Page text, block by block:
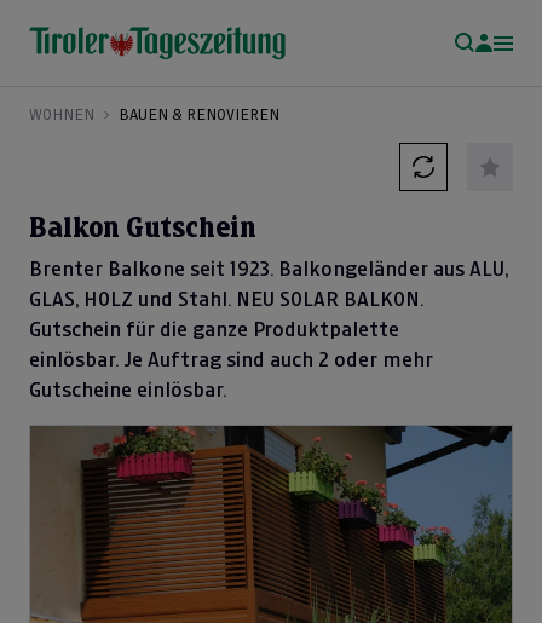
WOHNEN BAUEN & RENOVIEREN
Balkon Gutschein
Brenter Balkone seit 1923. Balkongeländer aus ALU,
GLAS, HOLZ und Stahl. NEU SOLAR BALKON.
Gutschein für die ganze Produktpalette
einlösbar. Je Auftrag sind auch 2 oder mehr
Gutscheine einlösbar.